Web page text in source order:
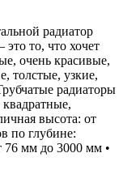
радиатор
то, что хочет
очень красивые,
толстые, узкие,
радиаторы
высота: от
по глубине:
76 мм до 3000 мм •